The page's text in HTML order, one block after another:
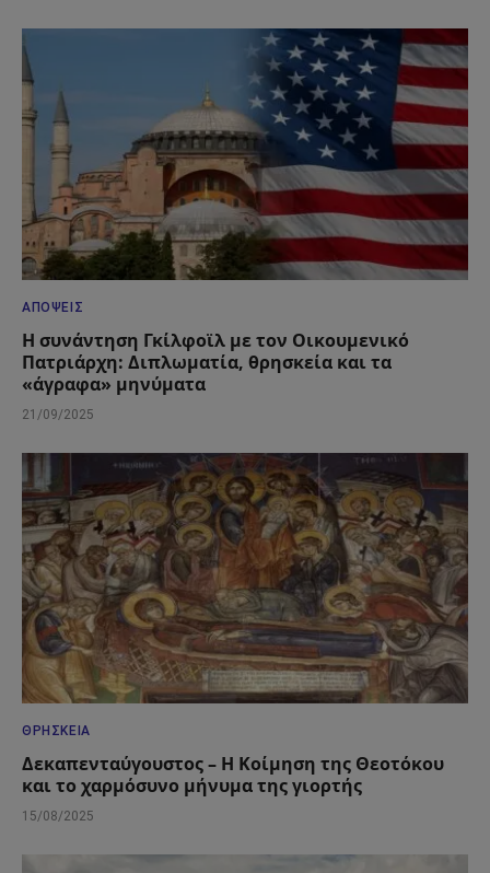
ΑΠΌΨΕΙΣ
Η συνάντηση Γκίλφοϊλ με τον Οικουμενικό
Πατριάρχη: Διπλωματία, θρησκεία και τα
«άγραφα» μηνύματα
21/09/2025
ΘΡΗΣΚΕΊΑ
Δεκαπενταύγουστος – Η Κοίμηση της Θεοτόκου
και το χαρμόσυνο μήνυμα της γιορτής
15/08/2025